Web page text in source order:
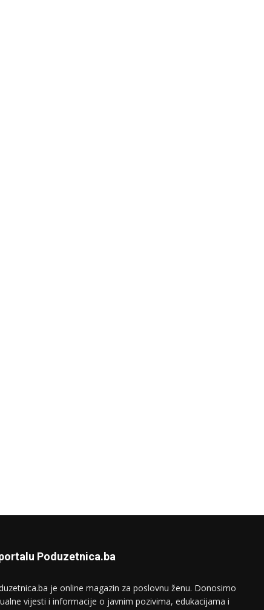
Poduzetnica.ba
je online magazin za poslovnu ženu. Donosimo
vijesti i informacije o javnim pozivima, edukacijama i